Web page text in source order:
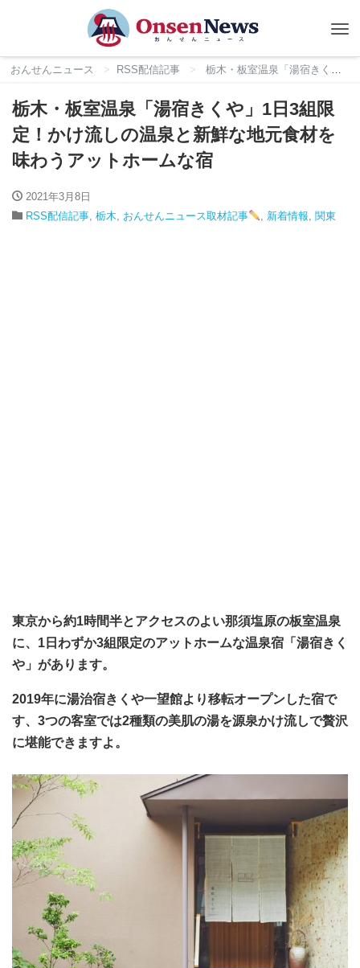
おんせんニュース RSS配信記事 栃木・板室温泉「湯宿きくや」1日3組限定！かけ流しの温泉と新鮮な地元食材を味わうアットホームな宿
栃木・板室温泉「湯宿きくや」1日3組限
定！かけ流しの温泉と新鮮な地元食材を
味わうアットホームな宿
2021年3月8日
RSS配信記事, 栃木, おんせんニュース取材記事 , 新着情報, 関東
東京から約1時間半とアクセスのよい那須塩原の板室温泉
に、1日わずか3組限定のアットホームな温泉宿「湯宿きく
や」があります。
2019年に湯治宿きくや一望館より移転オープンした宿で
す、3つの客室では2種類の美肌の湯を源泉かけ流しで贅沢
に堪能できますよ。